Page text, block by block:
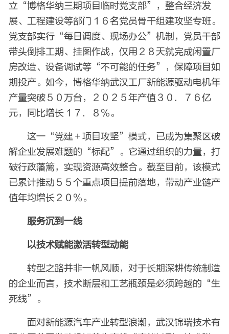
立“博格华纳三期项目临时党支部”，整合经济发
展、工程建设等部门１６名党员骨干组建攻坚专班。
党支部实行“每日调度、现场办公”机制，党员干部
带头倒排工期、挂图作战，仅用２８天就完成闲置厂
房改造、设备调试等“不可能的任务”，保障项目如
期投产。如今，博格华纳武汉工厂新能源驱动电机年
产量突破５０万台，２０２５年产值３０．７６亿
元，同比增长１７．８％。
这一“党建＋项目攻坚”模式，已成为集聚区破
解企业发展难题的“标配”。它通过组织的力量，打
破行政藩篱，实现资源高效整合。截至目前，该模式
已累计推动５５个重点项目提前落地，带动产业链产
值年均增长２０％。
服务沉到一线
以技术赋能激活转型动能
转型之路并非一帆风顺，对于长期深耕传统制造
的企业而言，技术断层和工艺瓶颈是必须跨越的“生
死线”。
面对新能源汽车产业转型浪潮，武汉锦瑞技术有